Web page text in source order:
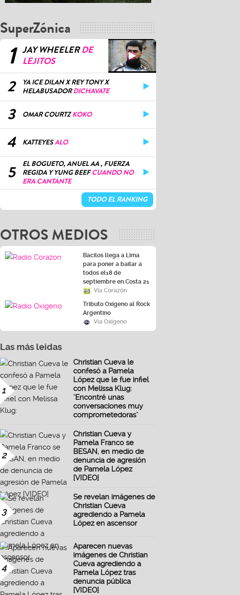
Facebook Alondra García Miró
SuperZónica
1 JAY WHEELERDE
LEJITOS
2
YA ICE DILAN X REY TONY X
HELABUSADORDICHAVATE
3 OMAR COURTZKOKO
4 KATTEYESALO
5
EL BOGUETO, ANUEL AA , FUERZA
REGIDA Y YUNG BEEFCUANDO NO
ERA CANTANTE
TODO EL RANKING
OTROS MEDIOS
Bacilos llega a Lima
para poner a bailar a
todos el18 de
septiembre en Costa 21
Vía Corazón
Tributo Oxígeno al Rock
Argentino
Vía Oxígeno
Las más leidas
1
Christian Cueva le
confesó a Pamela
López que le fue infiel
con Melissa Klug:
"Encontré unas
conversaciones muy
comprometedoras"
2
Christian Cueva y
Pamela Franco se
BESAN, en medio de
denuncia de agresión
de Pamela López
[VIDEO]
3
Se revelan imágenes de
Christian Cueva
agrediendo a Pamela
López en ascensor
4
Aparecen nuevas
imágenes de Christian
Cueva agrediendo a
Pamela López tras
denuncia pública
[VIDEO]